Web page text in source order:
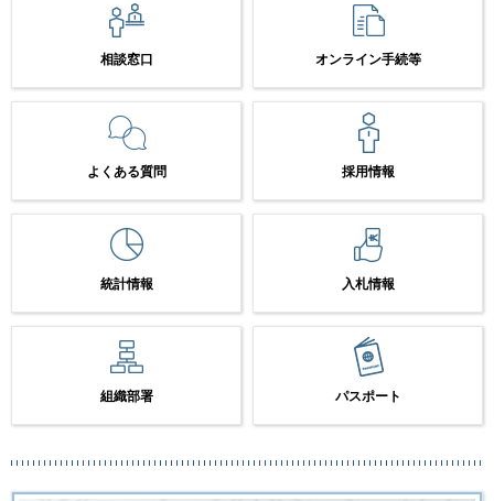
相談窓口 オンライン手続等
よくある質問 採用情報
統計情報 入札情報
組織部署 パスポート